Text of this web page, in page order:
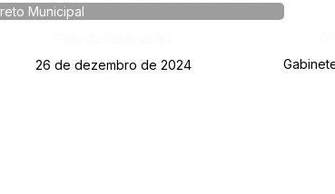
Municipal
26 de dezembro de 2024